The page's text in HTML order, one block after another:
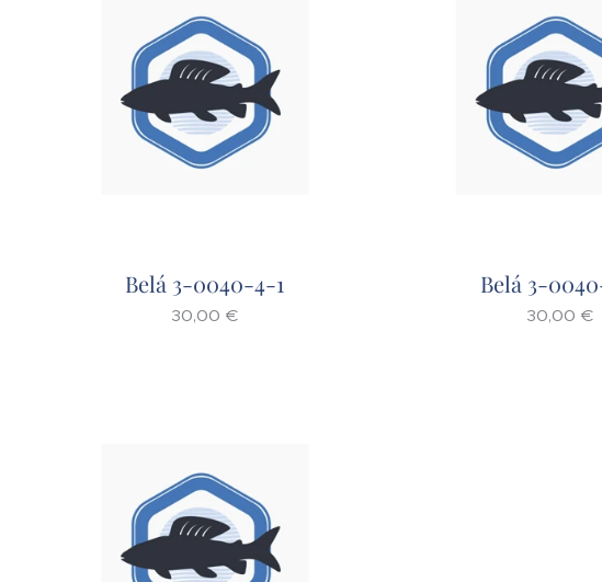
Belá 3-0040-4-1
30,00 €
Belá 3-
30,00 €